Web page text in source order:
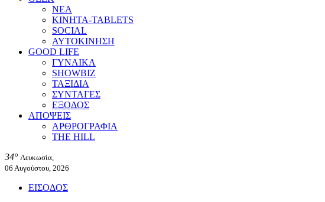
ΝΕΑ
ΚΙΝΗΤΑ-TABLETS
SOCIAL
ΑΥΤΟΚΙΝΗΣΗ
GOOD LIFE
ΓΥΝΑΙΚΑ
SHOWBIZ
ΤΑΞΙΔΙΑ
ΣΥΝΤΑΓΕΣ
ΕΞΟΔΟΣ
ΑΠΟΨΕΙΣ
ΑΡΘΡΟΓΡΑΦΙΑ
THE HILL
34° Λευκωσία,
06 Αυγούστου, 2026
ΕΙΣΟΔΟΣ